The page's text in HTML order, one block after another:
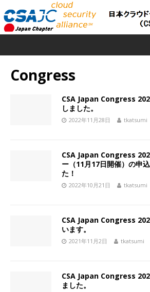
Congress
CSA Japan Congress
しました。
2022年11月28日 tkatsumi
CSA Japan Congress
ー（11月17日開催）の申
た！
2022年10月21日 tkatsumi
CSA Japan Congress
います。
2021年11月2日 tkatsumi
CSA Japan Congress
ました。